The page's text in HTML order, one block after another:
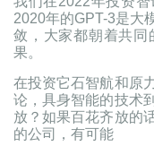
2020年的GPT-3是大
敛，大家都朝着共同
果。
在投资它石智航和原
论，具身智能的技术
放？如果百花齐放的
的公司，有可能